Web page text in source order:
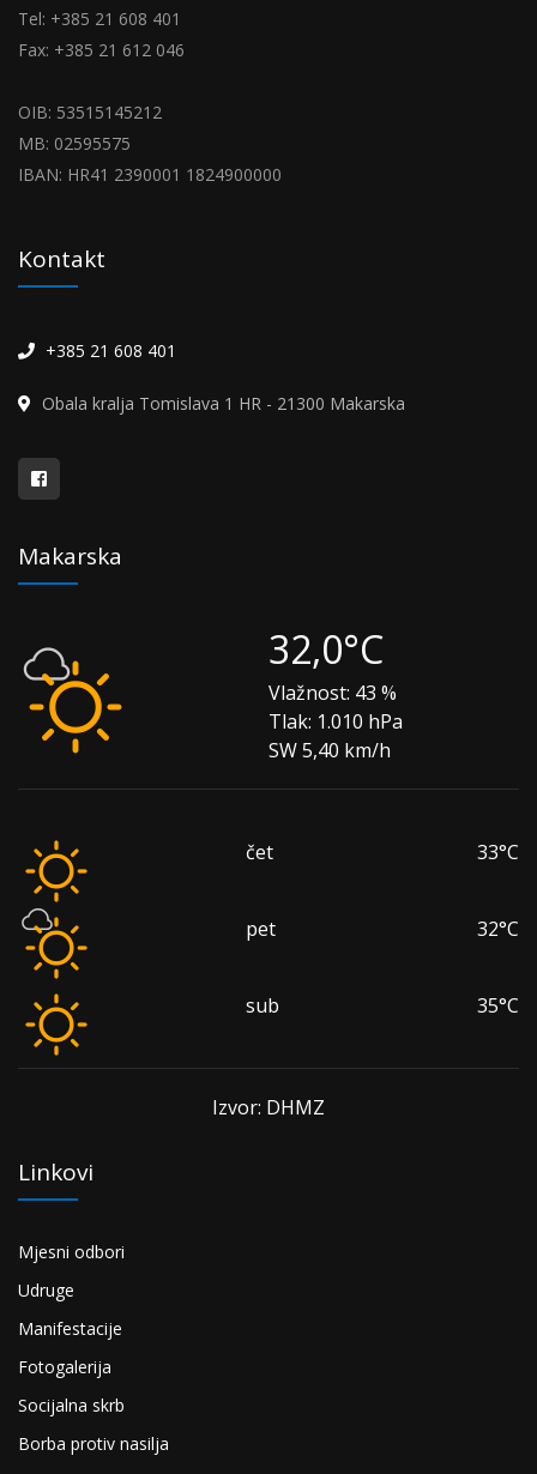
Tel: +385 21 608 401
Fax: +385 21 612 046
OIB: 53515145212
MB: 02595575
IBAN: HR41 2390001 1824900000
Kontakt
+385 21 608 401
Obala kralja Tomislava 1 HR - 21300 Makarska
Makarska
32,0°C
Vlažnost: 43 %
Tlak: 1.010 hPa
SW 5,40 km/h
čet 33°C
pet 32°C
sub 35°C
Izvor: DHMZ
Linkovi
Mjesni odbori
Udruge
Manifestacije
Fotogalerija
Socijalna skrb
Borba protiv nasilja